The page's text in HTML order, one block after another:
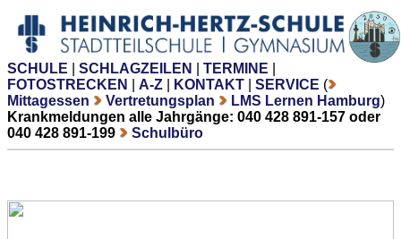
SCHULE SCHLAGZEILEN TERMINE
FOTOSTRECKEN
A-Z KONTAKT SERVICE (
Mittagessen
Vertretungsplan LMS Lernen Hamburg)
Krankmeldungen alle Jahrgänge: 040 428 891-157 oder
040 428 891-199
Schulbüro